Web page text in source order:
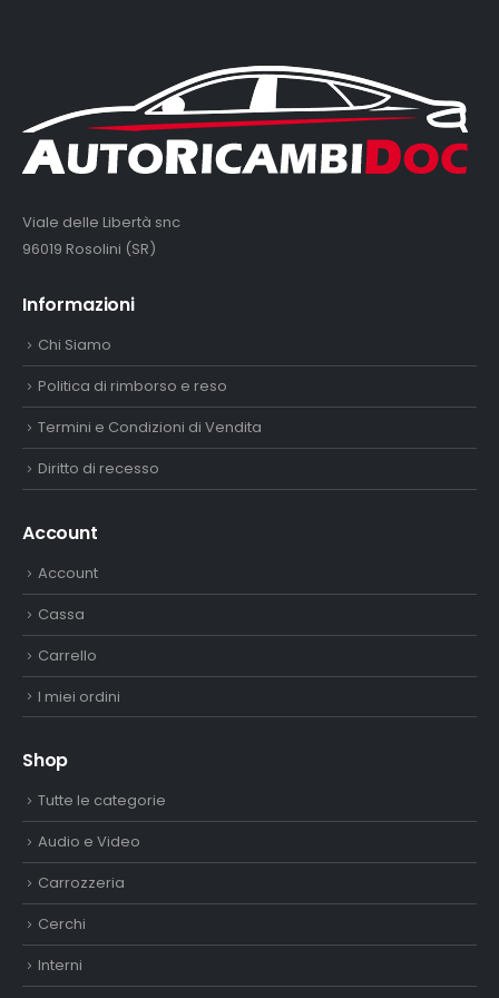
Viale delle Libertà snc
96019 Rosolini (SR)
Informazioni
Chi Siamo
Politica di rimborso e reso
Termini e Condizioni di Vendita
Diritto di recesso
Account
Account
Cassa
Carrello
I miei ordini
Shop
Tutte le categorie
Audio e Video
Carrozzeria
Cerchi
Interni